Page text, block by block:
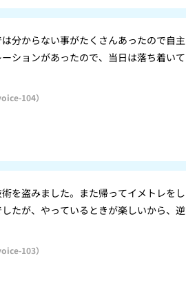
分からない事がたくさんあったので自主
ションがあったので、当日は落ち着いて
104）
を盗みました。また帰ってイメトレをし
たが、やっているときが楽しいから、逆
103）